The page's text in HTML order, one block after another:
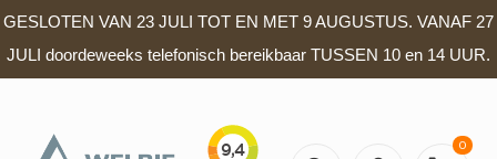
GESLOTEN VAN 23 JULI TOT EN MET 9 AUGUSTUS. VANAF 27
JULI doordeweeks telefonisch bereikbaar TUSSEN 10 en 14 UUR.
0